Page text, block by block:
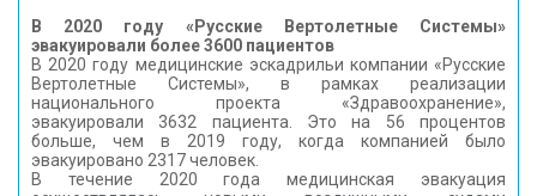
В 2020 году «Русские Вертолетные Системы»
эвакуировали более 3600 пациентов
В 2020 году медицинские эскадрильи компании «Русские
Вертолетные Системы», в рамках реализации
национального проекта «Здравоохранение»,
эвакуировали 3632 пациента. Это на 56 процентов
больше, чем в 2019 году, когда компанией было
эвакуировано 2317 человек.
В течение 2020 года медицинская эвакуация